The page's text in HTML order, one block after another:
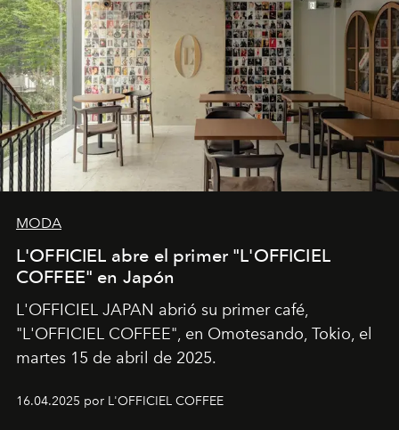
MODA
L'OFFICIEL abre el primer "L'OFFICIEL
COFFEE" en Japón
L'OFFICIEL JAPAN abrió su primer café,
"L'OFFICIEL COFFEE", en Omotesando, Tokio, el
martes 15 de abril de 2025.
16.04.2025 por L'OFFICIEL COFFEE